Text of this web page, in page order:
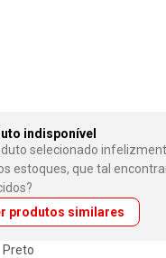
indisponível
selecionado
estoques, que tal
produtos similares
preto